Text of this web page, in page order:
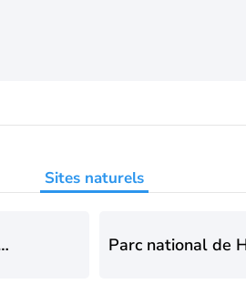
Sites naturels
Parc national de